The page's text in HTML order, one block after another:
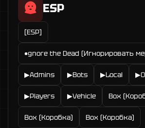
ESP
[ESP]
•gnore the Dead (Игнорировать
▶Admins ▶Bots ▶Local
▶Players ▶Vehicle Box
Box (Коробка) Box (Коробка)